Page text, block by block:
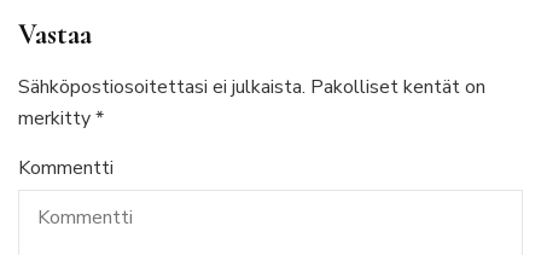
Vastaa
Sähköpostiosoitettasi ei julkaista. Pakolliset kentät on
merkitty*
Kommentti